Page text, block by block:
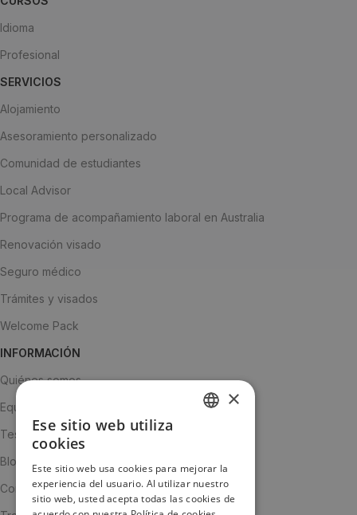
Idioma
Profesional
SERVICIOS
Alojamiento
Asesoramiento personalizado
Comunidad de estudiantes
Local Advisor
Programa de acompañamiento laboral en Australia
Renovación visado
Seguro médico
Trámites y visados
Welcome Pack
INFORMACIÓN
Quiénes somos
Equipo
Testimonios
Blog
Contacto
JA
×
Ese sitio web utiliza
cookies
Este sitio web usa cookies para mejorar la
experiencia del usuario. Al utilizar nuestro
sitio web, usted acepta todas las cookies de